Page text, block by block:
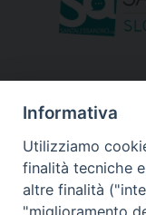
Informativa
Utilizziamo
finalità tecniche
altre finalità